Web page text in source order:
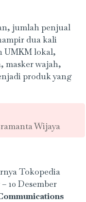
jumlah penjual
dua kali
UMKM lokal,
masker wajah,
produk yang
Wijaya
Tokopedia
10 Desember